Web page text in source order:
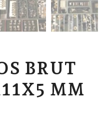
BRUT
MM